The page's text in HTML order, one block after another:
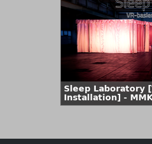
Sleep Laboratory
Installation] -